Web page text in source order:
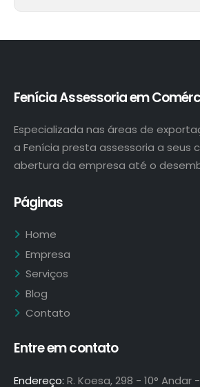
a Fenícia presta assessoria a seus
abertura da empresa até o
Empresa
Serviços
Blog
Contato
José - SC, 88102-310